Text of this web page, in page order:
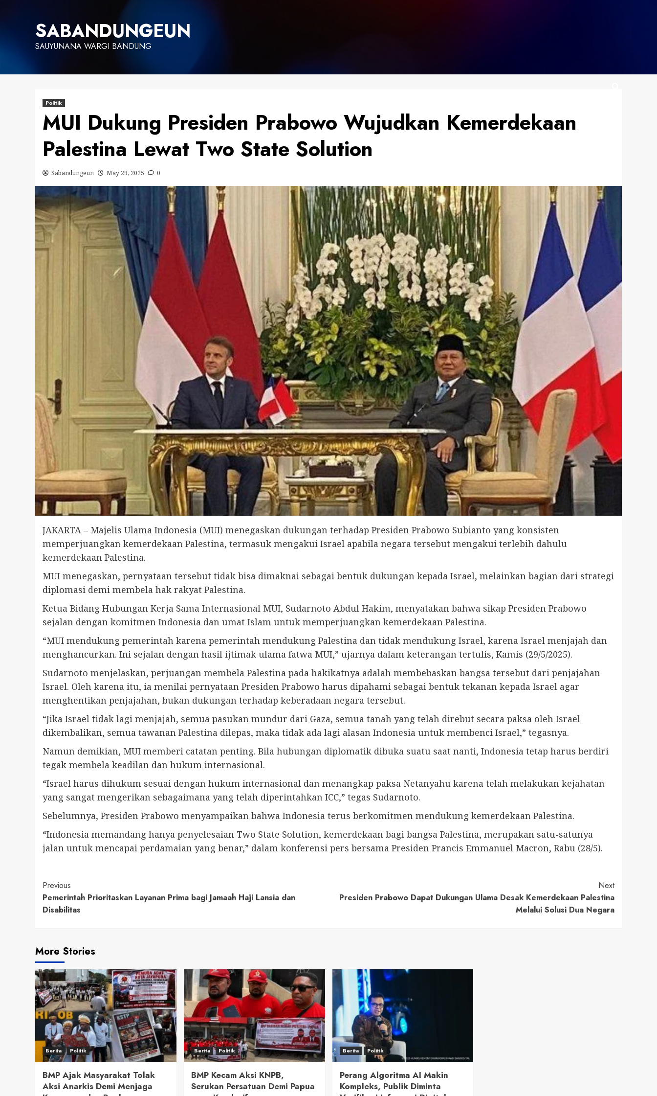
SABANDUNGEUN
SAUYUNANA WARGI BANDUNG
Politik
MUI Dukung Presiden Prabowo Wujudkan Kemerdekaan
Palestina Lewat Two State Solution
Sabandungeun May 29, 2025 0
JAKARTA – Majelis Ulama Indonesia (MUI) menegaskan dukungan terhadap Presiden Prabowo Subianto yang konsisten
memperjuangkan kemerdekaan Palestina, termasuk mengakui Israel apabila negara tersebut mengakui terlebih dahulu
kemerdekaan Palestina.
MUI menegaskan, pernyataan tersebut tidak bisa dimaknai sebagai bentuk dukungan kepada Israel, melainkan bagian dari strategi
diplomasi demi membela hak rakyat Palestina.
Ketua Bidang Hubungan Kerja Sama Internasional MUI, Sudarnoto Abdul Hakim, menyatakan bahwa sikap Presiden Prabowo
sejalan dengan komitmen Indonesia dan umat Islam untuk memperjuangkan kemerdekaan Palestina.
“MUI mendukung pemerintah karena pemerintah mendukung Palestina dan tidak mendukung Israel, karena Israel menjajah dan
menghancurkan. Ini sejalan dengan hasil ijtimak ulama fatwa MUI,” ujarnya dalam keterangan tertulis, Kamis (29/5/2025).
Sudarnoto menjelaskan, perjuangan membela Palestina pada hakikatnya adalah membebaskan bangsa tersebut dari penjajahan
Israel. Oleh karena itu, ia menilai pernyataan Presiden Prabowo harus dipahami sebagai bentuk tekanan kepada Israel agar
menghentikan penjajahan, bukan dukungan terhadap keberadaan negara tersebut.
“Jika Israel tidak lagi menjajah, semua pasukan mundur dari Gaza, semua tanah yang telah direbut secara paksa oleh Israel
dikembalikan, semua tawanan Palestina dilepas, maka tidak ada lagi alasan Indonesia untuk membenci Israel,” tegasnya.
Namun demikian, MUI memberi catatan penting. Bila hubungan diplomatik dibuka suatu saat nanti, Indonesia tetap harus berdiri
tegak membela keadilan dan hukum internasional.
“Israel harus dihukum sesuai dengan hukum internasional dan menangkap paksa Netanyahu karena telah melakukan kejahatan
yang sangat mengerikan sebagaimana yang telah diperintahkan ICC,” tegas Sudarnoto.
Sebelumnya, Presiden Prabowo menyampaikan bahwa Indonesia terus berkomitmen mendukung kemerdekaan Palestina.
“Indonesia memandang hanya penyelesaian Two State Solution, kemerdekaan bagi bangsa Palestina, merupakan satu-satunya
jalan untuk mencapai perdamaian yang benar,” dalam konferensi pers bersama Presiden Prancis Emmanuel Macron, Rabu (28/5).
Continue
Reading
Previous
Pemerintah Prioritaskan Layanan Prima bagi Jamaah Haji Lansia dan
Disabilitas
Next
Presiden Prabowo Dapat Dukungan Ulama Desak Kemerdekaan Palestina
Melalui Solusi Dua Negara
More Stories
Berita Politik
BMP Ajak Masyarakat Tolak
Aksi Anarkis Demi Menjaga
Berita Politik
BMP Kecam Aksi KNPB,
Serukan Persatuan Demi Papua
Berita Politik
Perang Algoritma AI Makin
Kompleks, Publik Diminta